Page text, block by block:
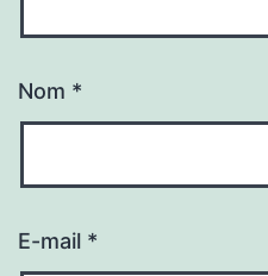
Nom *
E-mail *